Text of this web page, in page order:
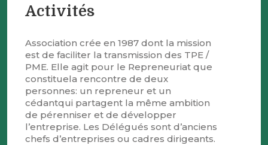
Activités
Association crée en 1987 dont la mission
est de faciliter la transmission des TPE /
PME. Elle agit pour le Repreneuriat que
constituela rencontre de deux
personnes: un repreneur et un
cédantqui partagent la même ambition
de pérenniser et de développer
l’entreprise. Les Délégués sont d’anciens
chefs d’entreprises ou cadres dirigeants.